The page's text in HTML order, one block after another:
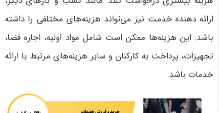
ارائه دهنده خدمت نیز می‌تواند هزینه‌های مختلفی را داشته
باشد. این هزینه‌ها ممکن است شامل مواد اولیه، اجاره فضا،
تجهیزات، پرداخت به کارکنان و سایر هزینه‌های مرتبط با ارائه
خدمات باشد.